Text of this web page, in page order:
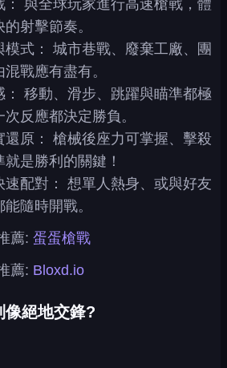
： 與全球玩家進行高速槍戰，體
射擊節奏。
模式： 城市巷戰、廢棄工廠、團
戰應有盡有。
： 移動、滑步、跳躍與瞄準都極
反應都決定勝負。
還原： 槍械後座力可掌握、擊殺
是勝利的關鍵！
速配對： 想單人熱身、或與好友
隨時開戰。
薦: 蛋蛋槍戰
薦: Bloxd.io
像絕地交鋒?